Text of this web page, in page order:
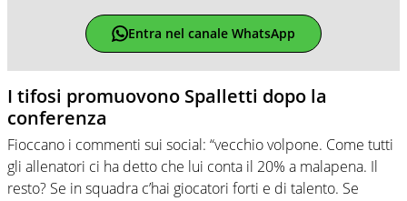
Entra nel canale WhatsApp
I tifosi promuovono Spalletti dopo la
conferenza
Fioccano i commenti sui social: “vecchio volpone. Come tutti
gli allenatori ci ha detto che lui conta il 20% a malapena. Il
resto? Se in squadra c’hai giocatori forti e di talento. Se